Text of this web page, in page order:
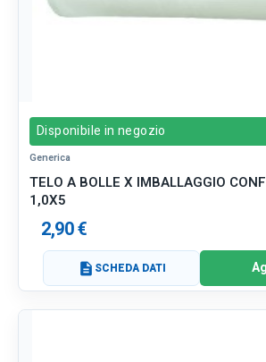
Disponibile in negozio
Generica
TELO A BOLLE X IMBALLAGGIO
1,0X5
2,90 €
description SCHEDA DATI